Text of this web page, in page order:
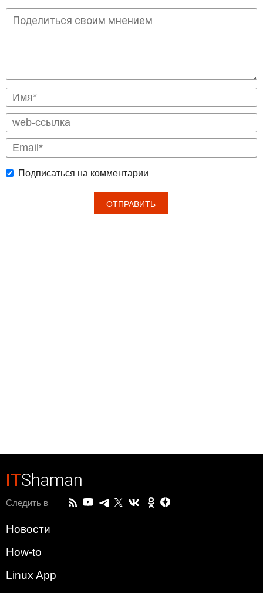
Подписаться на комментарии
ITShaman
Следить в
Новости
How-to
Linux App